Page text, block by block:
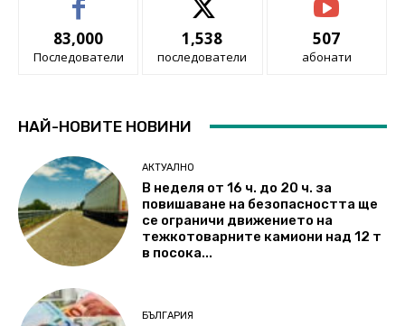
83,000
Последователи
1,538
последователи
507
абонати
НАЙ-НОВИТЕ НОВИНИ
АКТУАЛНО
В неделя от 16 ч. до 20 ч. за
повишаване на безопасността ще
се ограничи движението на
тежкотоварните камиони над 12 т
в посока...
БЪЛГАРИЯ